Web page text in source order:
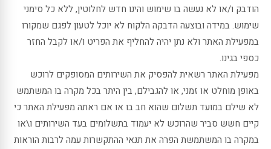
הודבק ו/או לא נעשה בו שימוש והינו חדש לחלוטין, ללא כל סימני
שימוש. במידה ובוצעה הדבקה הלקוח לא יוכל לטעון לפגם שמקורו
במפעילת האתר ולא נתן יהיה להחליף את הפריט ו/או לקבל החזר
כספי בגינו.
מפעילת האתר רשאית להפסיק את השירותים המסופקים לרוכש
באופן מוחלט או זמני, או להגבילם, בין היתר בכל מקרה בו המשתמש
לא שילם במועד תשלום שהוא חב בו או אם ראתה מפעילת האתר כי
קיים חשש סביר שהרוכש לא יעמוד בתשלומים בעד השירותים ו\או
במקרה בו המשתמשת הפרה את תנאי ההתקשרות עמה לרבות הוראות